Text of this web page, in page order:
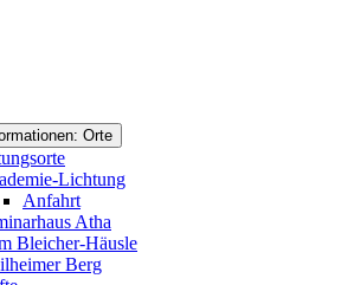
Orte
Lichtung
Anfahrt
Atha
Bleicher-Häusle
Berg